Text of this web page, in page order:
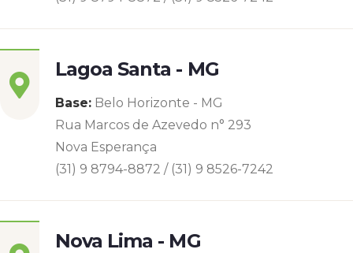
Lagoa Santa - MG
Base: Belo Horizonte - MG
Rua Marcos de Azevedo n° 293
Nova Esperança
(31) 9 8794-8872 / (31) 9 8526-7242
Nova Lima - MG